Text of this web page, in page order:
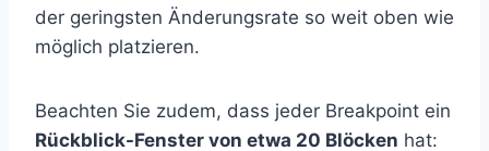
der geringsten Änderungsrate so weit oben wie
möglich platzieren.
Beachten Sie zudem, dass jeder Breakpoint ein
Rückblick-Fenster von etwa 20 Blöcken hat: